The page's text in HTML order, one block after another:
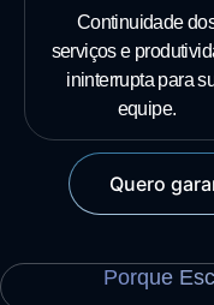
Continuidade
serviços e
ininterrupta para
equipe.
Quero
Porque